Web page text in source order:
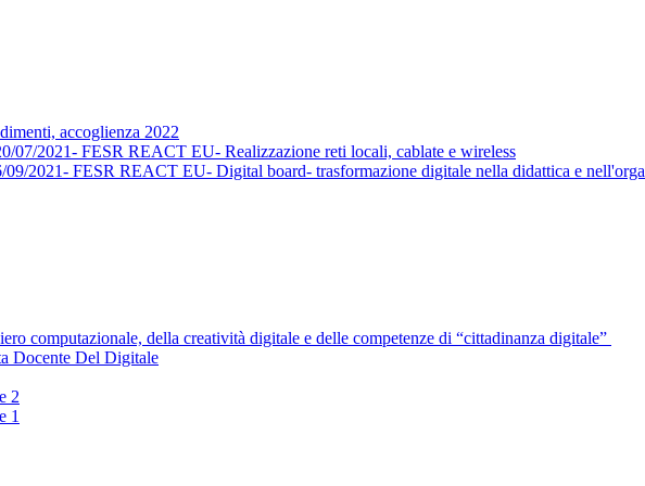
accoglienza 2022
07/2021- FESR REACT EU- Realizzazione reti locali, cablate e wireless
2021- FESR REACT EU- Digital board- trasformazione digitale nella didattica e
computazionale, della creatività digitale e delle competenze di “cittadinanza digitale”
Docente Del Digitale
2
1